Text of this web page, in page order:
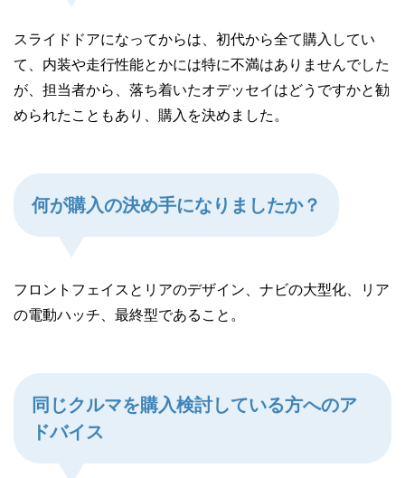
スライドドアになってからは、初代から全て購入してい
て、内装や走行性能とかには特に不満はありませんでした
が、担当者から、落ち着いたオデッセイはどうですかと勧
められたこともあり、購入を決めました。
何が購入の決め手になりましたか？
フロントフェイスとリアのデザイン、ナビの大型化、リア
の電動ハッチ、最終型であること。
同じクルマを購入検討している方へのア
ドバイス